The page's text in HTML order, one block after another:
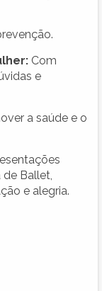
Com
e
a saúde e o
Ballet,
e alegria.